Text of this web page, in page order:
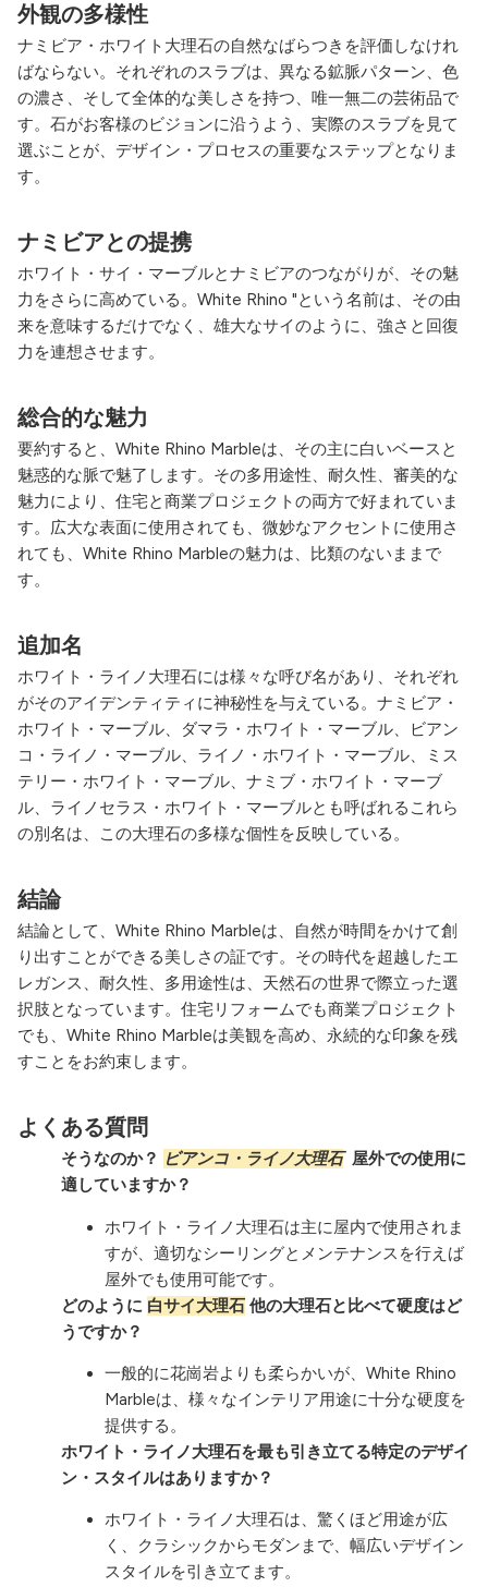
外観の多様性
ナミビア・ホワイト大理石の自然なばらつきを評価しなけれ
ばならない。それぞれのスラブは、異なる鉱脈パターン、色
の濃さ、そして全体的な美しさを持つ、唯一無二の芸術品で
す。石がお客様のビジョンに沿うよう、実際のスラブを見て
選ぶことが、デザイン・プロセスの重要なステップとなりま
す。
ナミビアとの提携
ホワイト・サイ・マーブルとナミビアのつながりが、その魅
力をさらに高めている。White Rhino "という名前は、その由
来を意味するだけでなく、雄大なサイのように、強さと回復
力を連想させます。
総合的な魅力
要約すると、White Rhino Marbleは、その主に白いベースと
魅惑的な脈で魅了します。その多用途性、耐久性、審美的な
魅力により、住宅と商業プロジェクトの両方で好まれていま
す。広大な表面に使用されても、微妙なアクセントに使用さ
れても、White Rhino Marbleの魅力は、比類のないままで
す。
追加名
ホワイト・ライノ大理石には様々な呼び名があり、それぞれ
がそのアイデンティティに神秘性を与えている。ナミビア・
ホワイト・マーブル、ダマラ・ホワイト・マーブル、ビアン
コ・ライノ・マーブル、ライノ・ホワイト・マーブル、ミス
テリー・ホワイト・マーブル、ナミブ・ホワイト・マーブ
ル、ライノセラス・ホワイト・マーブルとも呼ばれるこれら
の別名は、この大理石の多様な個性を反映している。
結論
結論として、White Rhino Marbleは、自然が時間をかけて創
り出すことができる美しさの証です。その時代を超越したエ
レガンス、耐久性、多用途性は、天然石の世界で際立った選
択肢となっています。住宅リフォームでも商業プロジェクト
でも、White Rhino Marbleは美観を高め、永続的な印象を残
すことをお約束します。
よくある質問
そうなのか？ ビアンコ・ライノ大理石屋外での使用に
適していますか？
ホワイト・ライノ大理石は主に屋内で使用されま
すが、適切なシーリングとメンテナンスを行えば
屋外でも使用可能です。
どのように 白サイ大理石 他の大理石と比べて硬度はど
うですか？
一般的に花崗岩よりも柔らかいが、White Rhino
Marbleは、様々なインテリア用途に十分な硬度を
提供する。
ホワイト・ライノ大理石を最も引き立てる特定のデザイ
ン・スタイルはありますか？
ホワイト・ライノ大理石は、驚くほど用途が広
く、クラシックからモダンまで、幅広いデザイン
スタイルを引き立てます。